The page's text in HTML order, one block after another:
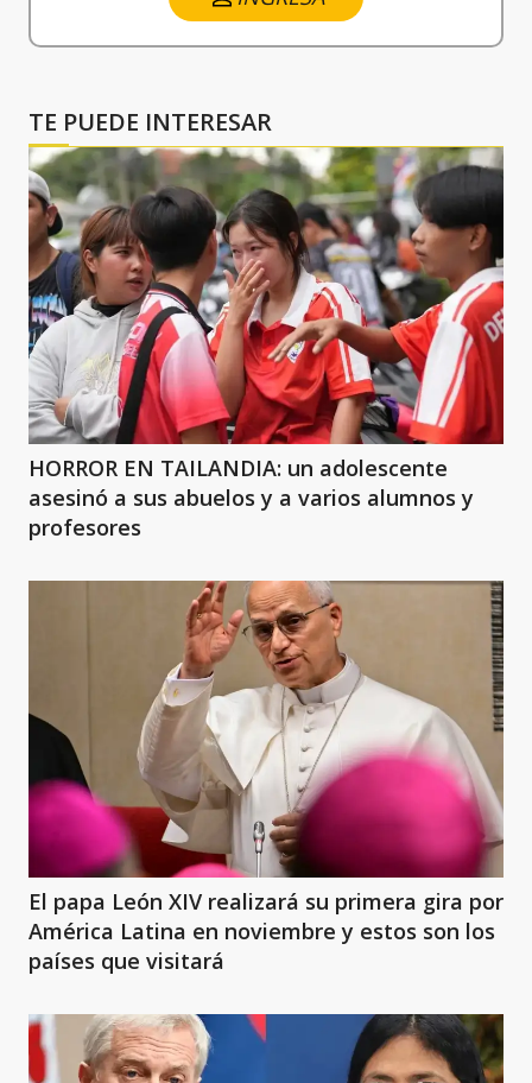
TE PUEDE INTERESAR
HORROR EN TAILANDIA: un adolescente
asesinó a sus abuelos y a varios alumnos y
profesores
El papa León XIV realizará su primera gira por
América Latina en noviembre y estos son los
países que visitará